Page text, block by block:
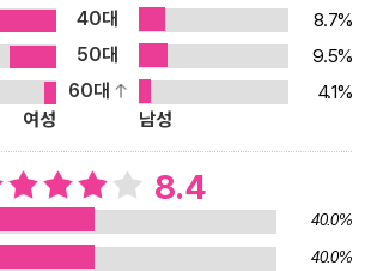
하는 문학적 명성의 지도에 버거의 이름이 더
로비를 벌이는 것만으로는 부족하다. 버거의
근본적으로 지도의 모양을 바꿀 것을 촉구한
다. 이처럼 1부가 ‘지도 다시 그리기’를 위한 안
리기의 실제 사례들을 보여 준다. 결국 이 책
가는 길을 알려 주는 안내서와 지도 목록이
순으로 배열되어 있다. 이 글들은 정확하게
40대
8.7%
50대
9.5%
60대
4.1%
여성
남성
8.4
40.0%
40.0%